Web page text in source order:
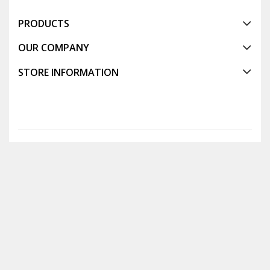
PRODUCTS
OUR COMPANY
STORE INFORMATION